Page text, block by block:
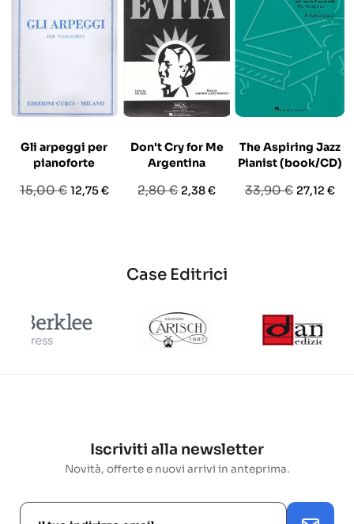
Gli arpeggi per
pianoforte
Prezzo
15,00 € Prezzo
12,75 €
Don't Cry for Me
Argentina
Prezzo
2,80 € Prezzo
2,38 €
The Aspiring Jazz
Pianist (book/CD)
Prezzo
33,90 € Prezzo
27,12 €
Case Editrici
Iscriviti alla newsletter
Novità, offerte e nuovi arrivi in anteprima.